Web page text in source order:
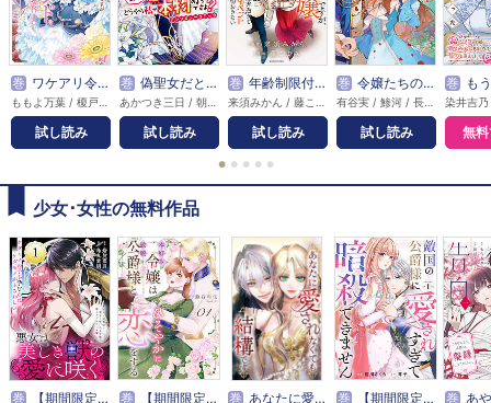
巻 ワケアリ令嬢ですが大逆転でハッピーエンドを迎えました！アンソロジーコミック
試し読み
巻 偽聖女だと言われましたが、どうやら私が本物のようですよ？ アンソロジーコミック
試し読み
巻 年齢制限付き乙女ゲーの悪役令嬢ですが、堅物騎士様が優秀過ぎてRイベントが一切おきない
試し読み
巻 令嬢たちのフルパワー恋愛アンソロジーコミック
試し読み
巻 もうすぐ死ぬ悪女に転生してしまっ
無
● ● ● ● ●
少女･女性の無料作品
巻 【期間限定無料】悪女は美しき獣の愛に咲く（単話版） 巻 【期間限定無料】本好き令嬢は敏腕公爵様とひそやかに恋をする 巻 あなたに愛されなくても結構です【タテヨミ】 巻 【期間限定無料】敵国の公爵様に愛されすぎて暗殺できません！ 巻 あやかし花嫁の告白～